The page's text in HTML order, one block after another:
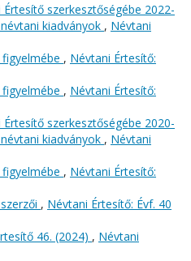
szerkesztőségébe 2022-
kiadványok , Névtani
, Névtani Értesítő:
, Névtani Értesítő:
szerkesztőségébe 2020-
kiadványok , Névtani
, Névtani Értesítő:
, Névtani Értesítő: Évf. 40
46. (2024) , Névtani